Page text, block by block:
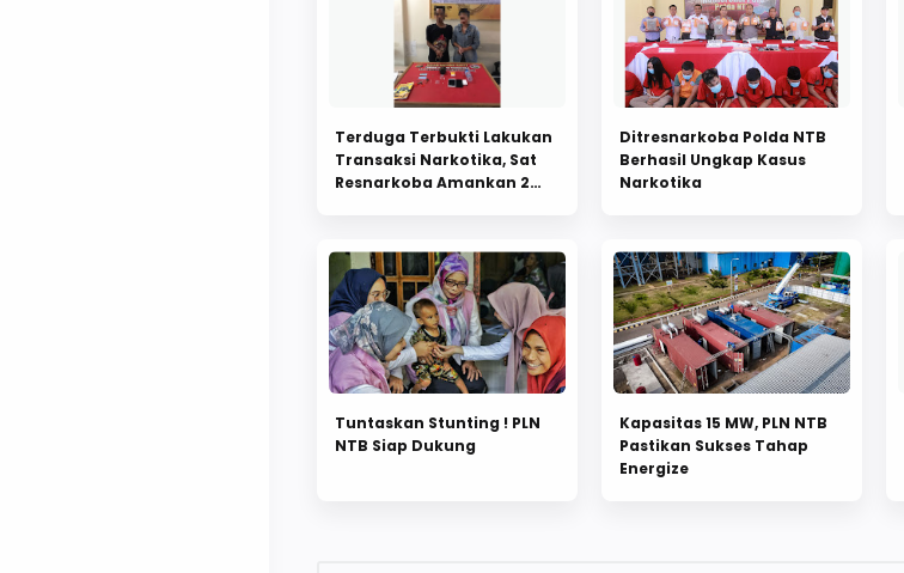
Terduga Terbukti Lakukan
Transaksi Narkotika, Sat
Resnarkoba Amankan 2
Ditresnarkoba Polda NTB
Berhasil Ungkap Kasus
Narkotika
Tuntaskan Stunting ! PLN
NTB Siap Dukung
Kapasitas 15 MW, PLN NTB
Pastikan Sukses Tahap
Energize